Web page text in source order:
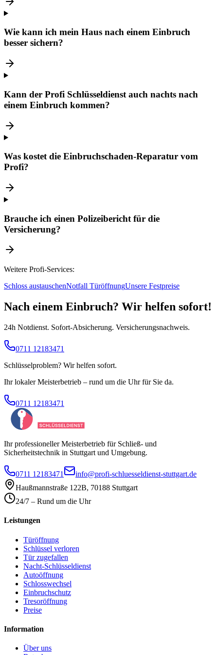
Wie kann ich mein Haus nach einem Einbruch
besser sichern?
Kann der Profi Schlüsseldienst auch nachts nach
einem Einbruch kommen?
Was kostet die Einbruchschaden-Reparatur vom
Profi?
Brauche ich einen Polizeibericht für die
Versicherung?
Weitere Profi-Services:
Schloss austauschenNotfall TüröffnungUnsere Festpreise
Nach einem Einbruch? Wir helfen sofort!
24h Notdienst. Sofort-Absicherung. Versicherungsnachweis.
0711 12183471
Schlüsselproblem? Wir helfen sofort.
Ihr lokaler Meisterbetrieb – rund um die Uhr für Sie da.
0711 12183471
Ihr professioneller Meisterbetrieb für Schließ- und
Sicherheitstechnik in Stuttgart und Umgebung.
0711 12183471
info@profi-schluesseldienst-stuttgart.de
Haußmannstraße 122B, 70188 Stuttgart
24/7 – Rund um die Uhr
Leistungen
Türöffnung
Schlüssel verloren
Tür zugefallen
Nacht-Schlüsseldienst
Autoöffnung
Schlosswechsel
Einbruchschutz
Tresoröffnung
Preise
Information
Über uns